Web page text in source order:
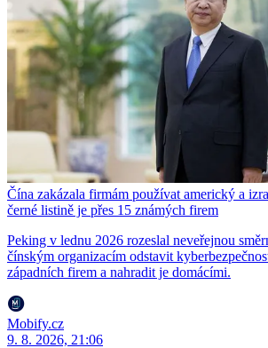
Čína zakázala firmám používat americký a
černé listině je přes 15 známých firem
Peking v lednu 2026 rozeslal neveřejnou
čínským organizacím odstavit
západních firem a nahradit je domácími.
Mobify.cz
9. 8. 2026, 21:06